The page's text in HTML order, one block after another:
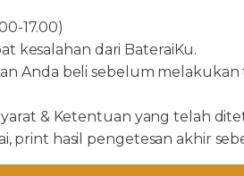
17.00)
kesalahan dari BateraiKu.
Anda beli sebelum
& Ketentuan yang telah
print hasil pengetesan akhir